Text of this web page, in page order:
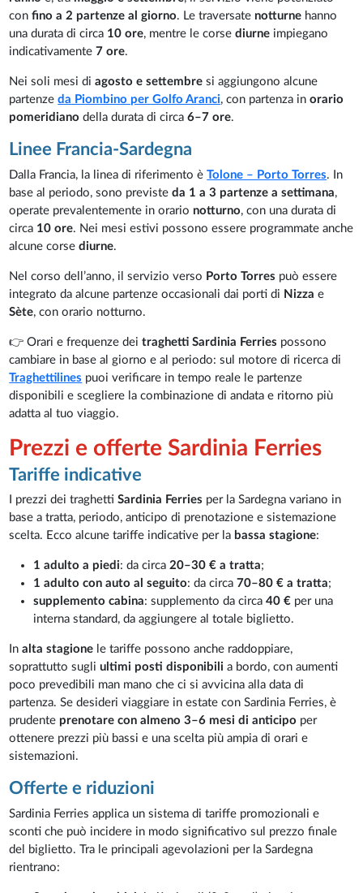
confino a 2 partenze al giorno. Le traversate notturne hanno
una durata di circa 10 ore, mentre le corsediurne impiegano
indicativamente7 ore.
Nei soli mesi diagosto e settembre si aggiungono alcune
partenzeda Piombino per Golfo Aranci, con partenza inorario
pomeridiano della durata di circa6–7 ore.
Linee Francia-Sardegna
Dalla Francia, la linea di riferimento èTolone – Porto Torres. In
base al periodo, sono previsteda 1 a 3 partenze a settimana,
operate prevalentemente in orario notturno, con una durata di
circa 10 ore. Nei mesi estivi possono essere programmate anche
alcune corsediurne.
Nel corso dell’anno, il servizio verso Porto Torres può essere
integrato da alcune partenze occasionali dai porti di Nizza e
Sète, con orario notturno.
👉 Orari e frequenze deitraghetti Sardinia Ferries possono
cambiare in base al giorno e al periodo: sul motore di ricerca di
Traghettilines puoi verificare in tempo reale le partenze
disponibili e scegliere la combinazione di andata e ritorno più
adatta al tuo viaggio.
Prezzi e offerte Sardinia Ferries
Tariffe indicative
I prezzi dei traghettiSardinia Ferries per la Sardegna variano in
base a tratta, periodo, anticipo di prenotazione e sistemazione
scelta. Ecco alcune tariffe indicative per la bassa stagione:
1 adulto a piedi: da circa20–30 € a tratta;
1 adulto con auto al seguito: da circa70–80 € a tratta;
supplemento cabina: supplemento da circa40 € per una
interna standard, da aggiungere al totale biglietto.
Inalta stagione le tariffe possono anche raddoppiare,
soprattutto sugliultimi posti disponibili a bordo, con aumenti
poco prevedibili man mano che ci si avvicina alla data di
partenza. Se desideri viaggiare in estate con Sardinia Ferries, è
prudente prenotare con almeno 3–6 mesi di anticipo per
ottenere prezzi più bassi e una scelta più ampia di orari e
sistemazioni.
Offerte e riduzioni
Sardinia Ferries applica un sistema di tariffe promozionali e
sconti che può incidere in modo significativo sul prezzo finale
del biglietto. Tra le principali agevolazioni per la Sardegna
rientrano: